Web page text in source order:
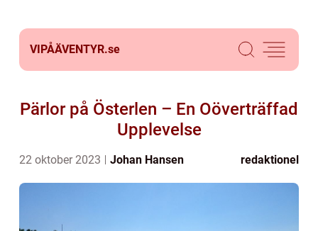
VIPÅÄVENTYR.se
Pärlor på Österlen – En Oöverträffad
Upplevelse
22 oktober 2023 Johan Hansen redaktionel